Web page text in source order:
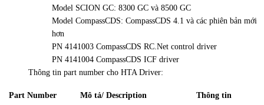
Model SCION GC: 8300 GC và 8500 GC
Model CompassCDS: CompassCDS 4.1 và các phiên bản mới
hơn
PN 4141003 CompassCDS RC.Net control driver
PN 4141004 CompassCDS ICF driver
Thông tin part number cho HTA Driver:
Part Number Mô tả/ Description Thông tin